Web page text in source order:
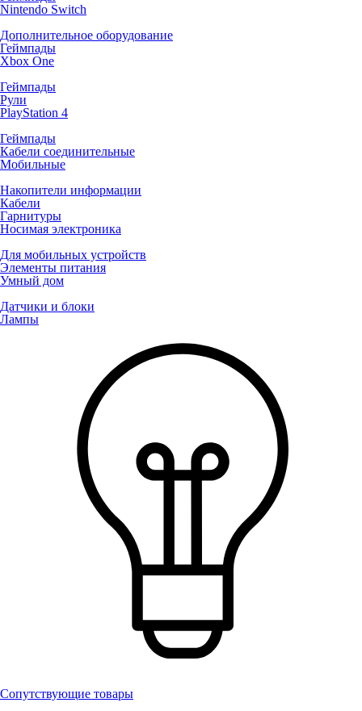
Nintendo Switch
Дополнительное оборудование
Геймпады
Xbox One
Геймпады
Рули
PlayStation 4
Геймпады
Кабели соединительные
Мобильные
Накопители информации
Кабели
Гарнитуры
Носимая электроника
Для мобильных устройств
Элементы питания
Умный дом
Датчики и блоки
Лампы
Сопутствующие товары